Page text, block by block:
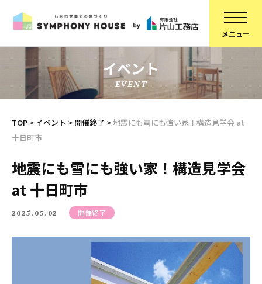
家づくりについて
建物について
ブランドラインアップ
お知らせ
不動産情報
施工事例
スタッフ紹介
コラム
採用情報
イベント
EVENT
TOP > イベント > 開催終了 >地震にも雪にも強い家！構造見学会 at
十日町市
地震にも雪にも強い家！構造見学会
at 十日町市
2025.05.02 開催終了